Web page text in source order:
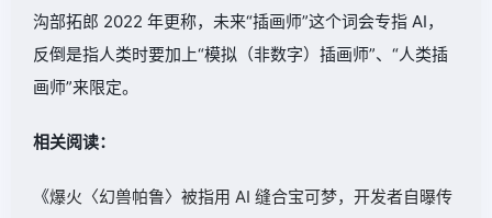
沟部拓郎 2022 年更称，未来“插画师”这个词会专指 AI，
反倒是指人类时要加上“模拟（非数字）插画师”、“人类插
画师”来限定。
相关阅读：
《爆火〈幻兽帕鲁〉被指用 AI 缝合宝可梦，开发者自曝传